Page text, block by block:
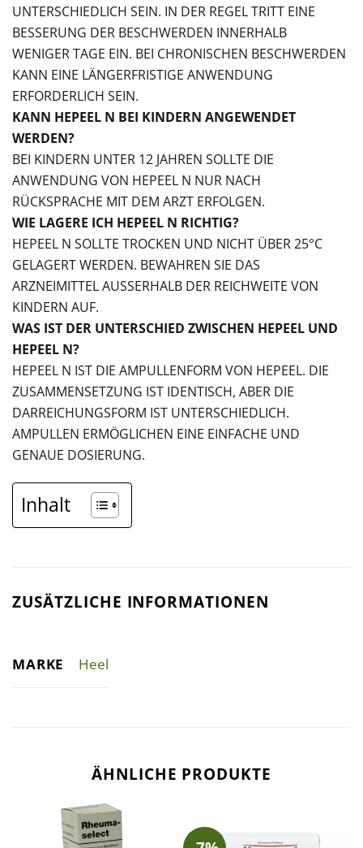
UNTERSCHIEDLICH SEIN. IN DER REGEL TRITT EINE
BESSERUNG DER BESCHWERDEN INNERHALB
WENIGER TAGE EIN. BEI CHRONISCHEN BESCHWERDEN
KANN EINE LÄNGERFRISTIGE ANWENDUNG
ERFORDERLICH SEIN.
KANN HEPEEL N BEI KINDERN ANGEWENDET
WERDEN?
BEI KINDERN UNTER 12 JAHREN SOLLTE DIE
ANWENDUNG VON HEPEEL N NUR NACH
RÜCKSPRACHE MIT DEM ARZT ERFOLGEN.
WIE LAGERE ICH HEPEEL N RICHTIG?
HEPEEL N SOLLTE TROCKEN UND NICHT ÜBER 25°C
GELAGERT WERDEN. BEWAHREN SIE DAS
ARZNEIMITTEL AUSSERHALB DER REICHWEITE VON K
INDERN AUF.
WAS IST DER UNTERSCHIED ZWISCHEN HEPEEL UND
HEPEEL N?
HEPEEL N IST DIE AMPULLENFORM VON HEPEEL. DIE
ZUSAMMENSETZUNG IST IDENTISCH, ABER DIE
DARREICHUNGSFORM IST UNTERSCHIEDLICH.
AMPULLEN ERMÖGLICHEN EINE EINFACHE UND
GENAUE DOSIERUNG.
Inhalt
ZUSÄTZLICHE INFORMATIONEN
MARKE Heel
ÄHNLICHE PRODUKTE